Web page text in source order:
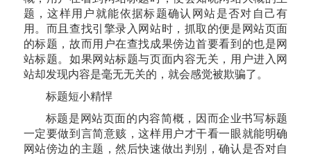
题，这样用户就能依据标题确认网站是否对自己有
用。而且查找引擎录入网站时，抓取的便是网站页面
的标题，故而用户在查找成果傍边首要看到的也是网
站标题。如果网站标题与页面内容无关，用户进入网
站却发现内容是毫无无关的，就会感觉被欺骗了。
标题短小精悍
标题是网站页面的内容简概，因而企业书写标题
一定要做到言简意赅，这样用户才干看一眼就能明确
网站傍边的主题，然后快速做出判别，确认是否对自